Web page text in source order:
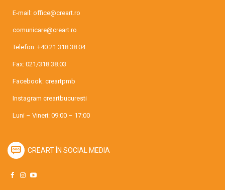
E-mail: office@creart.ro
comunicare@creart.ro
Telefon: +40.21.318.38.04
Fax: 021/318.38.03
Facebook: creartpmb
Instagram creartbucuresti
Luni – Vineri: 09:00 – 17:00
CREART ÎN SOCIAL MEDIA